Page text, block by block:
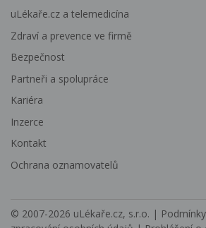
uLékaře.cz a telemedicína
Zdraví a prevence ve firmě
Bezpečnost
Partneři a spolupráce
Kariéra
Inzerce
Kontakt
Ochrana oznamovatelů
© 2007-2026 uLékaře.cz, s.r.o. |